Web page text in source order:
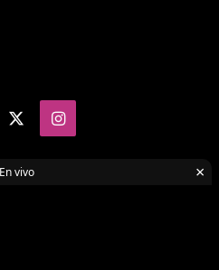
Instagram
All Rights Reserved
En vivo ×